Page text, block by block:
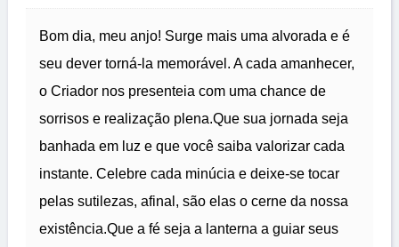
Bom dia, meu anjo! Surge mais uma alvorada e é
seu dever torná-la memorável. A cada amanhecer,
o Criador nos presenteia com uma chance de
sorrisos e realização plena.Que sua jornada seja
banhada em luz e que você saiba valorizar cada
instante. Celebre cada minúcia e deixe-se tocar
pelas sutilezas, afinal, são elas o cerne da nossa
existência.Que a fé seja a lanterna a guiar seus